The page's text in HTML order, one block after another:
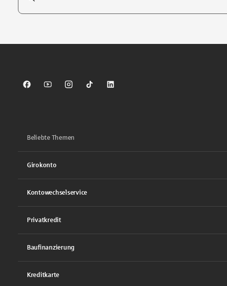
Sparkasse auf Facebook
Sparkasse auf Youtube
Sparkasse auf Instagram
Sparkasse auf TikTok
Sparkasse auf LinkedIn
Beliebte Themen
Girokonto
Kontowechselservice
Privatkredit
Baufinanzierung
Kreditkarte